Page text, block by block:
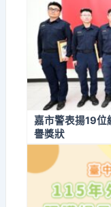
嘉市警表揚19
譽獎狀